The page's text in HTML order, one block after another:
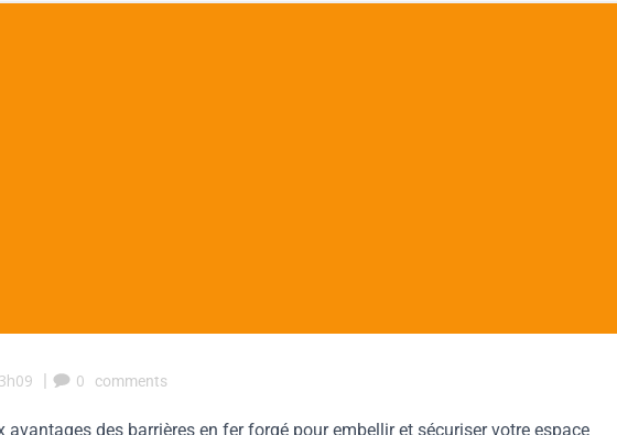
| 0 comments
des barrières en fer forgé pour embellir et sécuriser votre espace